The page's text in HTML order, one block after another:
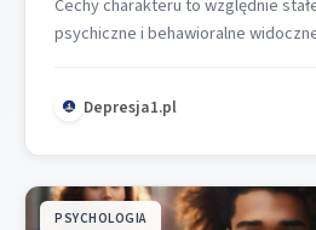
Cechy charakteru to względnie
psychiczne i behawioralne
Depresja1.pl
PSYCHOLOGIA